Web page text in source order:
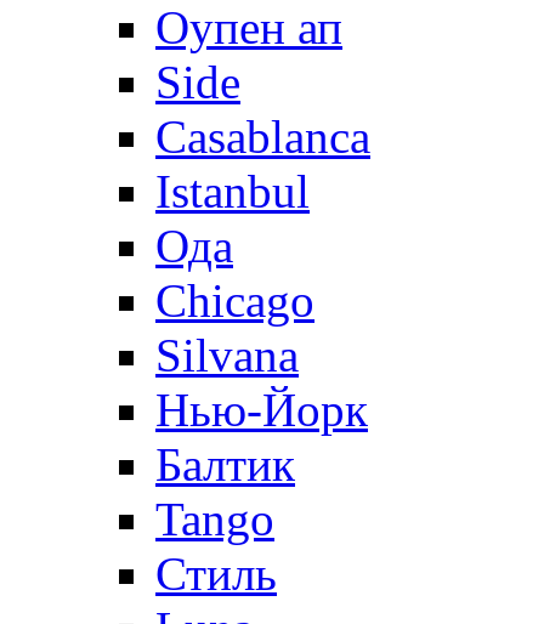
Оупен ап
Side
Casablanca
Istanbul
Ода
Chicago
Silvana
Нью-Йорк
Балтик
Tango
Стиль